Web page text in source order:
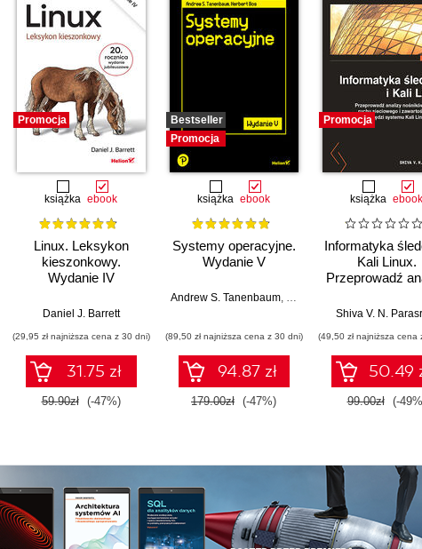
Promocja
książka ebook
Linux. Leksykon
kieszonkowy.
Wydanie IV
Daniel J. Barrett
(29,95 zł najniższa cena z 30 dni)
31.75 zł
59.90zł (-47%)
Bestseller
Promocja
książka ebook
Systemy operacyjne.
Wydanie V
Andrew S. Tanenbaum, Herbert Bos
(89,50 zł najniższa cena z 30 dni)
94.87 zł
179.00zł (-47%)
Promocja
książka ebook
Informatyka
Kali Linux.
Przeprowadź
ruchu
pomocą
systemu Kali
2022.x.
Shiva V. N.
(49,50 zł najniższa cena
50.49
99.00zł (-